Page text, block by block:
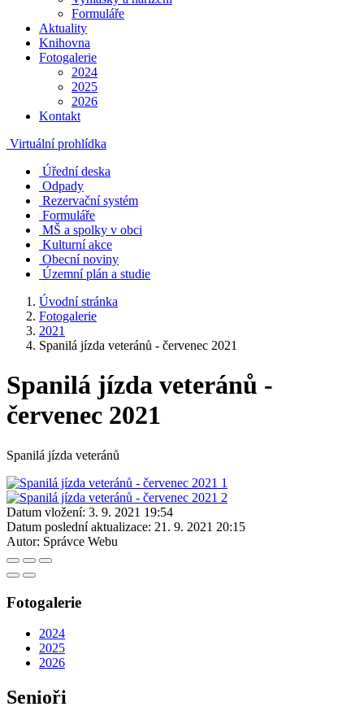
Formuláře
Aktuality
Knihovna
Fotogalerie
2024
2025
2026
Kontakt
Virtuální prohlídka
Úřední deska
Odpady
Rezervační systém
Formuláře
MŠ a spolky v obci
Kulturní akce
Obecní noviny
Územní plán a studie
Úvodní stránka
Fotogalerie
2021
Spanilá jízda veteránů - červenec 2021
Spanilá jízda veteránů -
červenec 2021
Spanilá jízda veteránů
Datum vložení: 3. 9. 2021 19:54
Datum poslední aktualizace: 21. 9. 2021 20:15
Autor: Správce Webu
Fotogalerie
2024
2025
2026
Senioři